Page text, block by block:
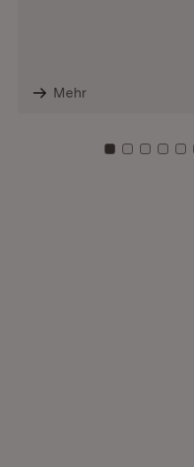
Mehr
Zu Kachel:
ZuZuZu